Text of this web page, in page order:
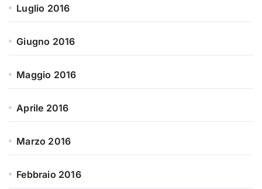
Luglio 2016
Giugno 2016
Maggio 2016
Aprile 2016
Marzo 2016
Febbraio 2016